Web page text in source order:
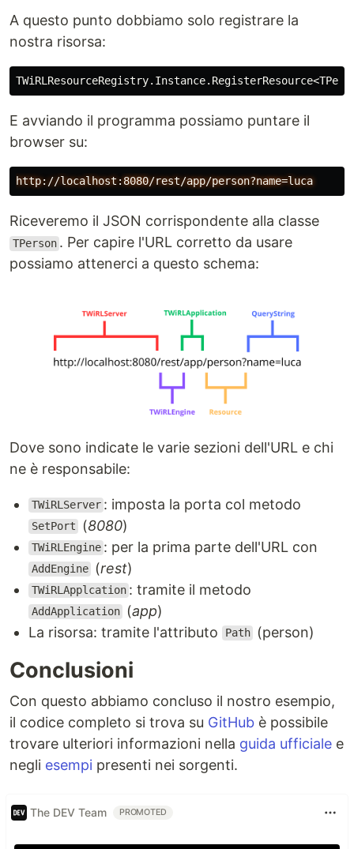
A questo punto dobbiamo solo registrare la
nostra risorsa:
TWiRLResourceRegistry. Instance. RegisterResource<
E avviando il programma possiamo puntare il
browser su:
Riceveremo il JSON corrispondente alla classe
TPerson . Per capire l'URL corretto da usare
possiamo attenerci a questo schema:
Dove sono indicate le varie sezioni dell'URL e chi
ne è responsabile:
TWiRLServer : imposta la porta col metodo
SetPort (8080)
TWiRLEngine : per la prima parte dell'URL con
AddEngine (rest)
TWiRLApplcation : tramite il metodo
AddApplication (app)
La risorsa: tramite l'attributo
Path (person)
Conclusioni
Con questo abbiamo concluso il nostro esempio,
il codice completo si trova su GitHub è possibile
trovare ulteriori informazioni nella guida ufficiale e
negli esempi presenti nei sorgenti.
The DEV Team PROMOTED